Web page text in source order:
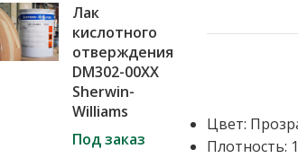
Лак
кислотного
отверждения
DM302-00XX
Sherwin-
Williams
Под заказ
Цвет:
Плотность: